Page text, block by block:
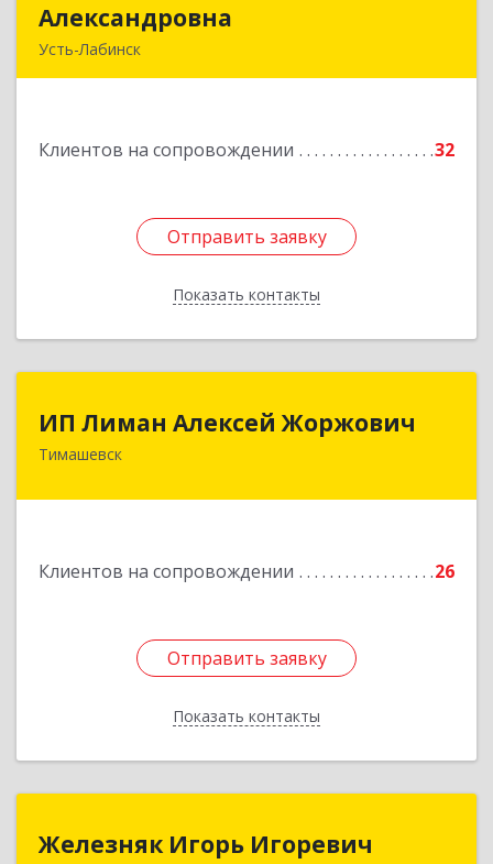
Александровна
Усть-Лабинск
Клиентов на сопровождении 32
Отправить заявку
Показать контакты
Подробнее
Отправить заявку
Назад
ИП Лиман Алексей Жоржович
Тимашевск
Клиентов на сопровождении 26
Отправить заявку
Показать контакты
ИП Лиман Алексей Жоржович
352731, Краснодарский край, Тимашевский р-н,
Отправить заявку
Назад
Железняк Игорь Игоревич